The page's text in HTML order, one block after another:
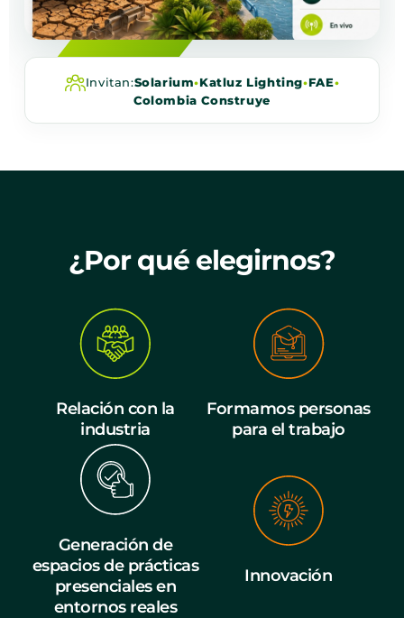
Invitan:Solarium•Katluz Lighting•FAE•
Colombia Construye
¿Por qué elegirnos?
Relación con la
industria
Formamos personas
para el trabajo
Generación de
espacios de prácticas
presenciales en
entornos reales
Innovación